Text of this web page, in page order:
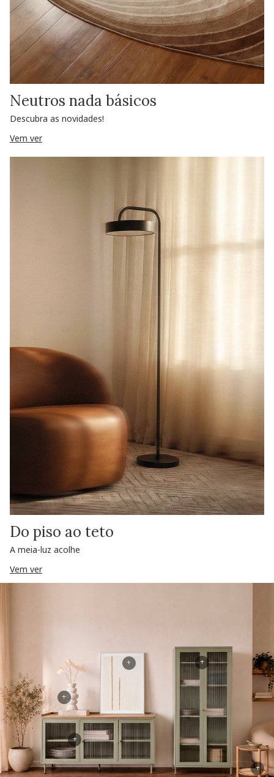
Neutros nada básicos
Descubra as novidades!
Vem ver
Do piso ao teto
A meia-luz acolhe
Vem ver
+
+
+
+
+